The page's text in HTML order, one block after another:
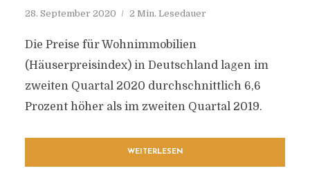
28. September 2020 2 Min. Lesedauer
Die Preise für Wohnimmobilien
(Häuserpreisindex) in Deutschland lagen im
zweiten Quartal 2020 durchschnittlich 6,6
Prozent höher als im zweiten Quartal 2019.
WEITERLESEN